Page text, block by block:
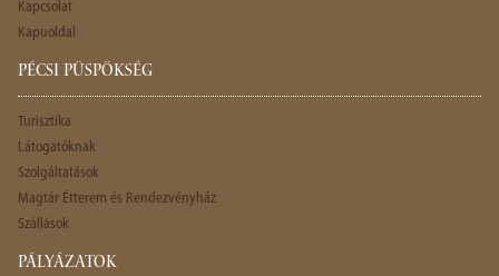
Kapcsolat
Kapuoldal
PÉCSI PÜSPÖKSÉG
Turisztika
Látogatóknak
Szolgáltatások
Magtár Étterem és Rendezvényház
Szállások
PÁLYÁZATOK